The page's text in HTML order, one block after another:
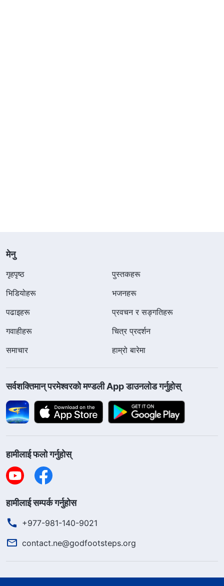
मेनु
गृहपृष्ठ
पुस्तकहरू
भिडियोहरू
भजनहरू
पढाइहरू
प्रवचन र सङ्गतिहरू
गवाहीहरू
चित्र प्रदर्शन
समाचार
हाम्रो बारेमा
सर्वशक्तिमान्‌ परमेश्‍वरको मण्डली App डाउनलोड गर्नुहोस्
हामीलाई फलो गर्नुहोस्
हामीलाई सम्पर्क गर्नुहोस
+977-981-140-9021
contact.ne@godfootsteps.org